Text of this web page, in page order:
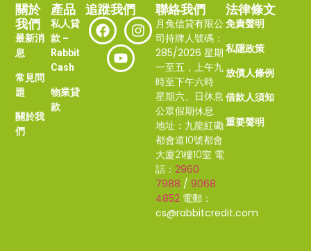
產品
私人貸
款 –
Rabbit
Cash
物業貸
款
關於
我們
最新消
息
常見問
題
關於我
們
法律條文
免責聲明
私隱政策
放債人條例
借款人須知
重要聲明
聯絡我們
月兔信貸有限公
司持牌人號碼：
285/2026 星期
一至五，上午九
時至下午六時
星期六、日休息
公眾假期休息
地址：九龍紅磡
都會道10號都會
大廈21樓10室 電
話：2960
7988 /9068
4852 電郵：
cs@rabbitcredit.com
追蹤我們